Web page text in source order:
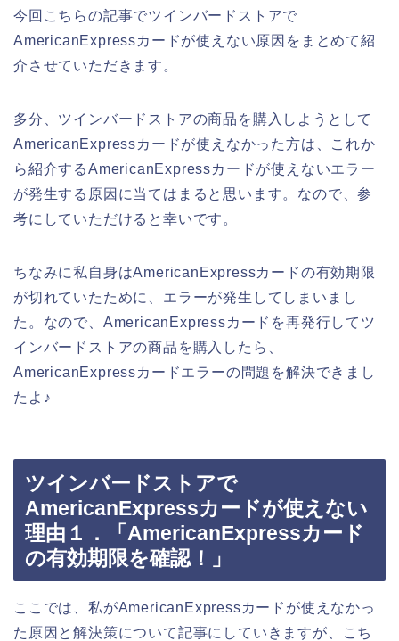
今回こちらの記事でツインバードストアで
AmericanExpressカードが使えない原因をまとめて紹
介させていただきます。
多分、ツインバードストアの商品を購入しようとして
AmericanExpressカードが使えなかった方は、これか
ら紹介するAmericanExpressカードが使えないエラー
が発生する原因に当てはまると思います。なので、参
考にしていただけると幸いです。
ちなみに私自身はAmericanExpressカードの有効期限
が切れていたために、エラーが発生してしまいまし
た。なので、AmericanExpressカードを再発行してツ
インバードストアの商品を購入したら、
AmericanExpressカードエラーの問題を解決できまし
たよ♪
ツインバードストアで
AmericanExpressカードが使えない
理由１．「AmericanExpressカード
の有効期限を確認！」
ここでは、私がAmericanExpressカードが使えなかっ
た原因と解決策について記事にしていきますが、こち